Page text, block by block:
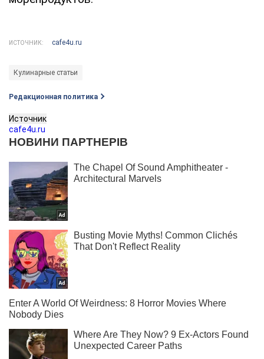
ИСТОЧНИК: cafe4u.ru
Кулинарные статьи
Редакционная политика
Источник
cafe4u.ru